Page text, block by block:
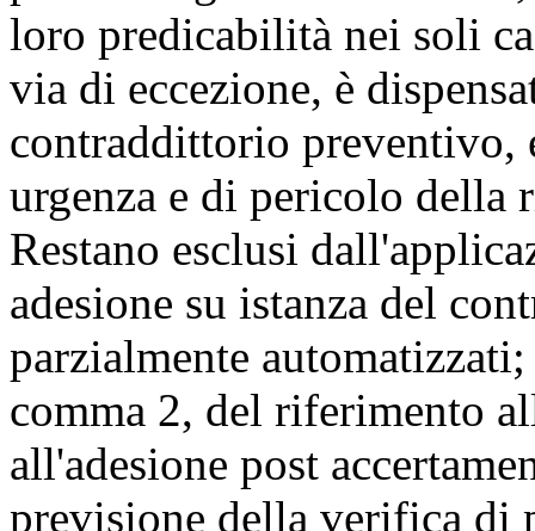
loro predicabilità nei soli
via di eccezione, è
contraddittorio preventivo,
urgenza e di pericolo della
Restano esclusi
adesione su istanza del
parzialmente
comma 2, del riferimento
all'adesione post
previsione della verifica di